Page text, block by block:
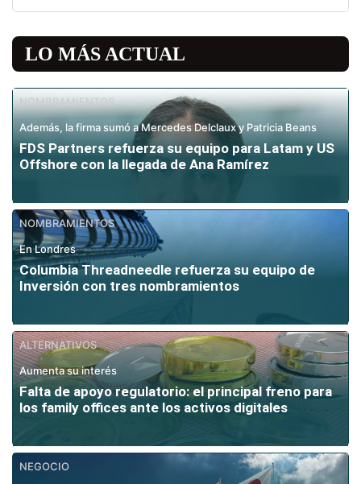
LO MÁS ACTUAL
NOMBRAMIENTOS
Además, la firma sumó a Mercedes Delclaux y Patricia Beans
FDS Partners refuerza su equipo para Latam y US
Offshore con la llegada de Ana Ramírez
NOMBRAMIENTOS
En Londres
Columbia Threadneedle refuerza su equipo de
Inversión con tres nombramientos
ALTERNATIVOS
Aumenta su interés
Falta de apoyo regulatorio: el principal freno para
los family offices ante los activos digitales
NEGOCIO